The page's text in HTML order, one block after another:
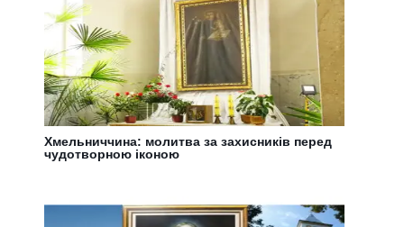
Хмельниччина: молитва за захисників перед
чудотворною іконою